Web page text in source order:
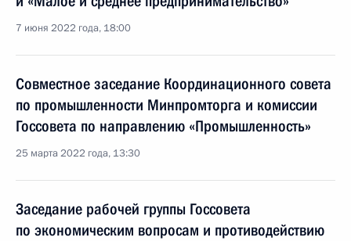
7 июня 2022 года, 18:00
Совместное заседание Координационного совета
по промышленности Минпромторга и комиссии
Госсовета по направлению «Промышленность»
25 марта 2022 года, 13:30
Заседание рабочей группы Госсовета
по экономическим вопросам и противодействию